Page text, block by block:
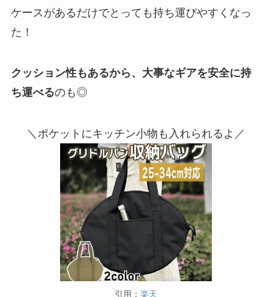
ケースがあるだけでとっても持ち運びやすくなっ
た！
クッション性もあるから、大事なギアを安全に持
ち運べるのも◎
＼ポケットにキッチン小物も入れられるよ／
引用： 楽天